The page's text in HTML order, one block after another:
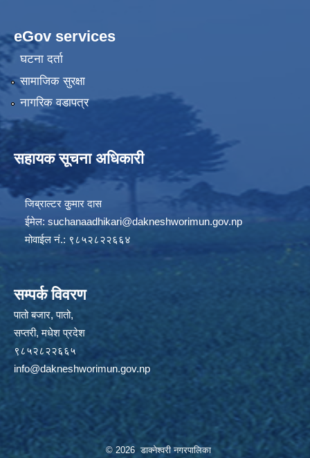
eGov services
घटना दर्ता
सामाजिक सुरक्षा
नागरिक वडापत्र
सहायक सूचना अधिकारी
जिब्राल्टर कुुमार दास
ईमेल: suchanaadhikari@dakneshworimun.gov.np
मोवाईल नं.: ९८५२८२२६६४
सम्पर्क विवरण
पातो बजार, पातो,
सप्तरी, मधेश प्रदेश
९८५२८२२६६५
info@dakneshworimun.gov.np
© 2026 डाक्नेश्वरी नगरपालिका